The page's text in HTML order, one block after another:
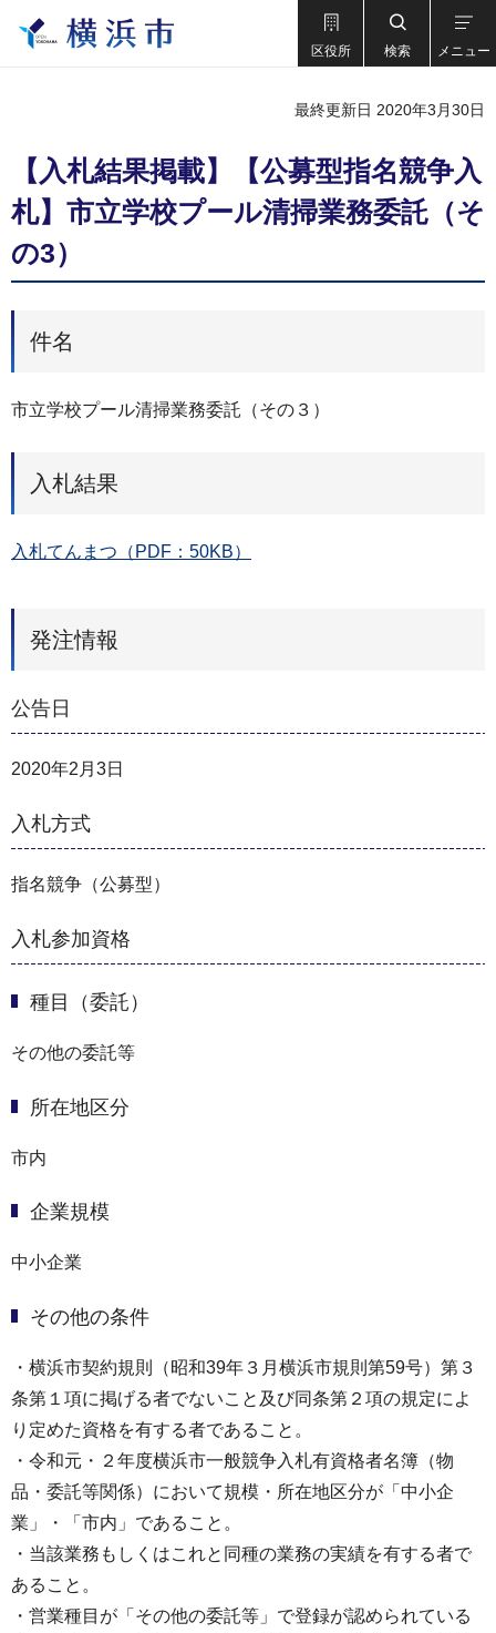
区役所 検索 メニュー
最終更新日 2020年3月30日
【入札結果掲載】【公募型指名競争入
札】市立学校プール清掃業務委託（そ
の3）
件名
市立学校プール清掃業務委託（その３）
入札結果
入札てんまつ（PDF：50KB）
発注情報
公告日
2020年2月3日
入札方式
指名競争（公募型）
入札参加資格
種目（委託）
その他の委託等
所在地区分
市内
企業規模
中小企業
その他の条件
・横浜市契約規則（昭和39年３月横浜市規則第59号）第３
条第１項に掲げる者でないこと及び同条第２項の規定によ
り定めた資格を有する者であること。
・令和元・２年度横浜市一般競争入札有資格者名簿（物
品・委託等関係）において規模・所在地区分が「中小企
業」・「市内」であること。
・当該業務もしくはこれと同種の業務の実績を有する者で
あること。
・営業種目が「その他の委託等」で登録が認められている